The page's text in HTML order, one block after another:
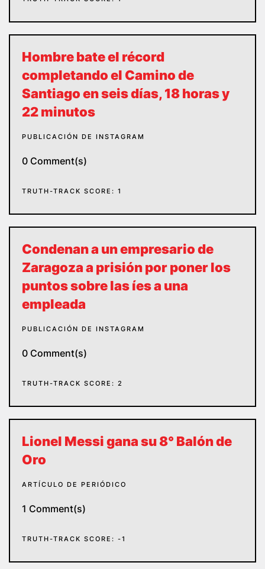
Hombre bate el récord
completando el Camino de
Santiago en seis días, 18 horas y
22 minutos
PUBLICACIÓN DE INSTAGRAM
0 Comment(s)
TRUTH-TRACK SCORE: 1
Condenan a un empresario de
Zaragoza a prisión por poner los
puntos sobre las íes a una
empleada
PUBLICACIÓN DE INSTAGRAM
0 Comment(s)
TRUTH-TRACK SCORE: 2
Lionel Messi gana su 8° Balón de
Oro
ARTÍCULO DE PERIÓDICO
1 Comment(s)
TRUTH-TRACK SCORE: -1